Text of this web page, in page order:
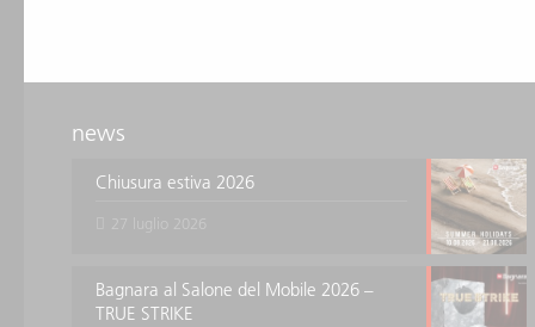
news
Chiusura estiva 2026
Bagnara al Salone del Mobile 2026 –
TRUE STRIKE